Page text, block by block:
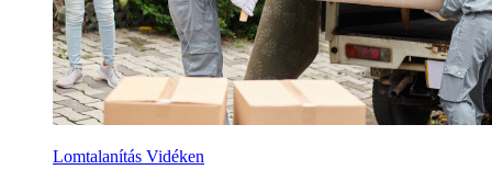
Lomtalanítás Vidéken